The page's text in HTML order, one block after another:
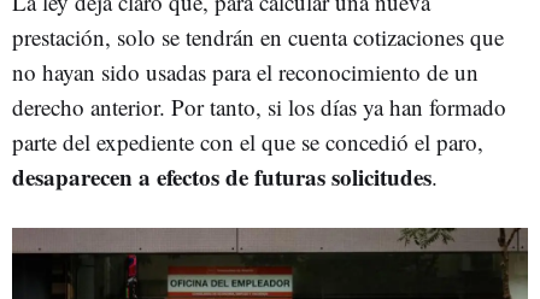
prestación, solo se tendrán en cuenta cotizaciones que
no hayan sido usadas para el reconocimiento de un
derecho anterior. Por tanto, si los días ya han formado
parte del expediente con el que se concedió el paro,
desaparecen a efectos de futuras solicitudes.